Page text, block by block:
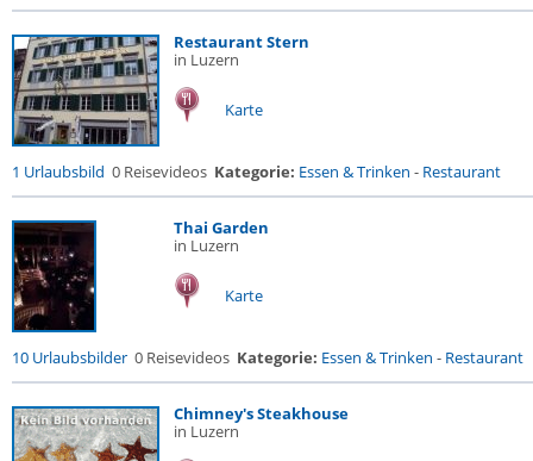
Restaurant Stern
in Luzern
Karte
1 Urlaubsbild 0 Reisevideos Kategorie: Essen & Trinken - Restaurant
Thai Garden
in Luzern
Karte
10 Urlaubsbilder 0 Reisevideos Kategorie: Essen & Trinken - Restaurant
Chimney's Steakhouse
in Luzern